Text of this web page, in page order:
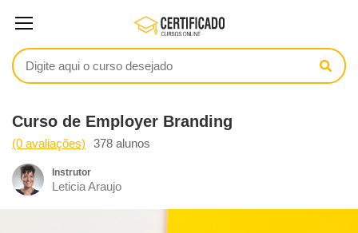
Curso de Employer Branding
(0 avaliações) 378 alunos
Instrutor
Leticia Araujo